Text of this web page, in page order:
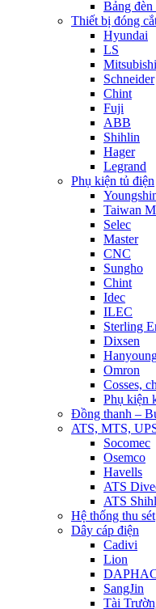
Bảng
Thiết bị đóng
Hyundai
LS
Mitsubishi
Schneider
Chint
Fuji
ABB
Shihlin
Hager
Legrand
Phụ kiện tủ điện
Taiwan
Selec
Master
CNC
Sungho
Chint
Idec
ILEC
Sterling
Dixsen
Omron
Cosses,
Phụ kiện
Đồng thanh –
ATS, MTS,
Socomec
Osemco
Havells
ATS
ATS
Hệ thống thu sét
Dây cáp điện
Cadivi
Lion
SangJin
Tài